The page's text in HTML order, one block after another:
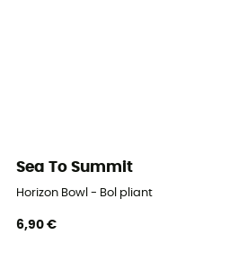
Sea To Summit
Horizon Bowl - Bol pliant
6,90 €